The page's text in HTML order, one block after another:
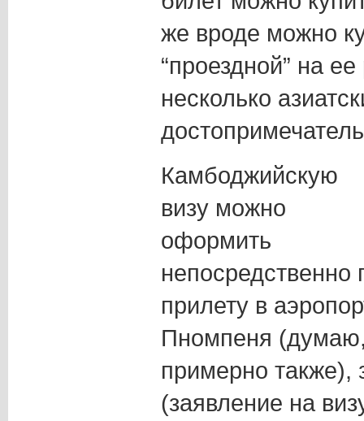
же вроде можно
“проездной” на
несколько
Камбоджийскую
визу можно
оформить
непосредственно
прилету в
Пномпеня
примерно
(заявление на